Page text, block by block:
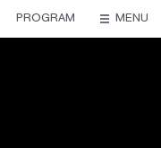
PROGRAM MENU